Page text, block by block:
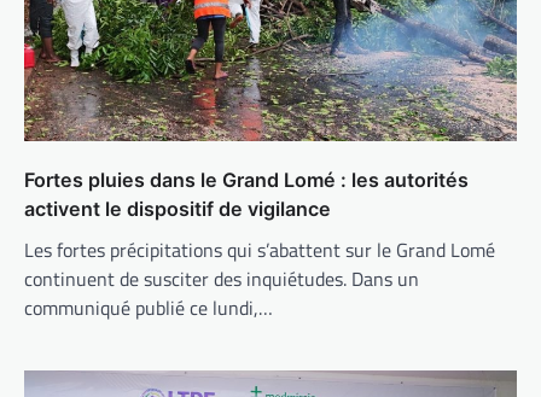
Fortes pluies dans le Grand Lomé : les autorités
activent le dispositif de vigilance
Les fortes précipitations qui s’abattent sur le Grand Lomé
continuent de susciter des inquiétudes. Dans un
communiqué publié ce lundi,…